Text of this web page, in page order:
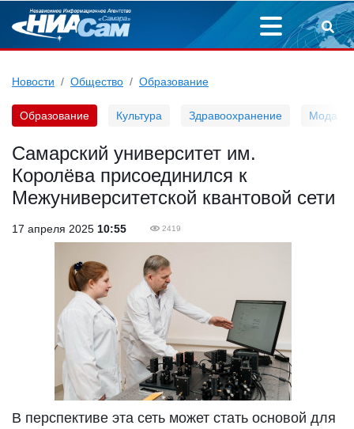
Новости Общество Образование
Образование Культура Здравоохранение Мода
Самарский университет им.
Королёва присоединился к
Межуниверситетской квантовой сети
17 апреля 2025 10:55 2419
В перспективе эта сеть может стать основой для